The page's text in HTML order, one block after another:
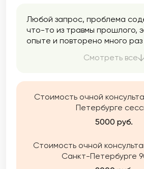
Любой запрос, проблема
что-то из травмы прошлого,
опыте и повторено много
переписываемСмотреть все
Стоимость очной
Петербурге
5000 руб.
Стоимость очной
Санкт-Петербурге